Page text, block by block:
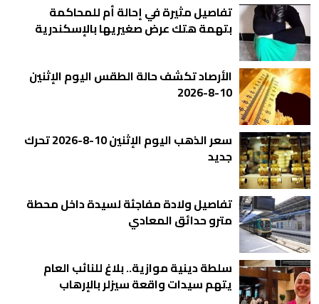
تفاصيل مثيرة في إحالة أم للمحاكمة
بتهمة هتك عرض صغيريها بالإسكندرية
الأرصاد تكشف حالة الطقس اليوم الإثنين
10-8-2026
سعر الذهب اليوم الإثنين 10-8-2026 تحرك
جديد
تفاصيل ولادة مفاجئة لسيدة داخل محطة
مترو حدائق المعادي
سلطة دينية موازية.. بلاغ للنائب العام
يتهم سيدات واقعة سيزلر بالإرهاب